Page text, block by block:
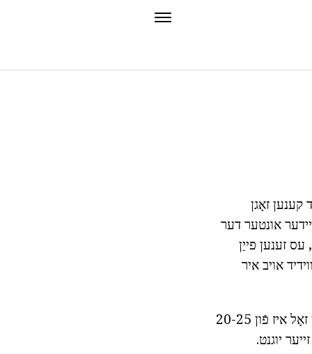
קענען זאָגן
אונטער דער
זענען פייַן
אויב איר
די מערסט פאָלקס פּראָדוקט אין דער זעלביקער צייַט - אָרע קרעם. אָנהייבן צו נוצן זיי זאָל איז פֿון 20-25
יוגנט.